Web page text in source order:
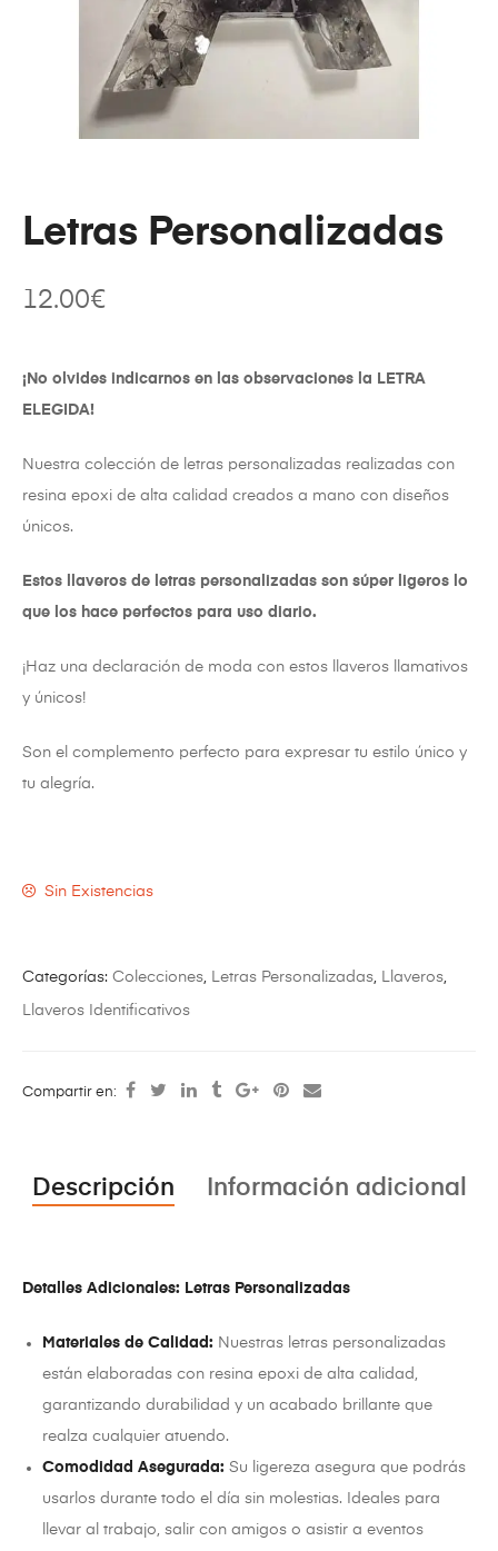
Letras Personalizadas
12.00€
¡No olvides indicarnos en las observaciones la LETRA
ELEGIDA!
Nuestra colección de letras personalizadas realizadas con
resina epoxi de alta calidad creados a mano con diseños
únicos.
Estos llaveros de letras personalizadas son súper ligeros lo
que los hace perfectos para uso diario.
¡Haz una declaración de moda con estos llaveros llamativos
y únicos!
Son el complemento perfecto para expresar tu estilo único y
tu alegría.
Sin Existencias
Categorías: Colecciones, Letras Personalizadas, Llaveros,
Llaveros Identificativos
Compartir en:
Descripción Información adicional
Detalles Adicionales: Letras Personalizadas
Materiales de Calidad: Nuestras letras personalizadas
están elaboradas con resina epoxi de alta calidad,
garantizando durabilidad y un acabado brillante que
realza cualquier atuendo.
Comodidad Asegurada: Su ligereza asegura que podrás
usarlos durante todo el día sin molestias. Ideales para
llevar al trabajo, salir con amigos o asistir a eventos